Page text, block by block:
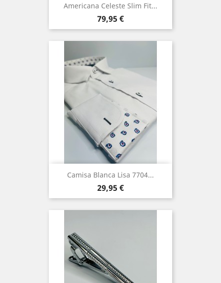
Americana Celeste Slim Fit...
Precio
79,95 €
Camisa Blanca Lisa 7704...
Precio
29,95 €